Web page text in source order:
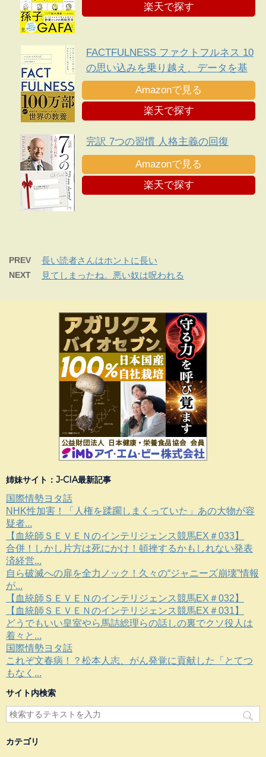
楽天で探す
FACTFULNESS ファクトフルネス 10
の思い込みを乗り越え、データを基
に世界を正しく見る習慣
Amazonで見る
楽天で探す
完訳 7つの習慣 人格主義の回復
Amazonで見る
楽天で探す
PREV 長い読者さんはホントに長い
NEXT 見てしまったね。悪い奴は呪われる
姉妹サイト：J-CIA最新記事
国際情勢ヨタ話
NHK性加害！「人権を蹂躙しまくっていた」あの大物が容
疑者...
【血統師ＳＥＶＥＮのインテリジェンス競馬EX＃033】
合併！しかし片方は死にかけ！頓挫するかもしれない発表
済経営...
自ら破滅への扉を全力ノック！久々の“ジャニーズ崩壊”情報
が...
【血統師ＳＥＶＥＮのインテリジェンス競馬EX＃032】
【血統師ＳＥＶＥＮのインテリジェンス競馬EX＃031】
どうでもいい皇室やら馬詰総理らの話しの裏でクソ役人は
着々と...
国際情勢ヨタ話
これぞ文春病！？松本人志、がん発覚に貢献した「とてつ
もなく...
サイト内検索
カテゴリ